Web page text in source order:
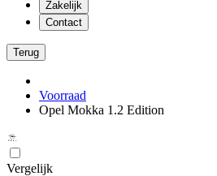
Zakelijk
Contact
Terug
Voorraad
Opel Mokka 1.2 Edition
Vergelijk